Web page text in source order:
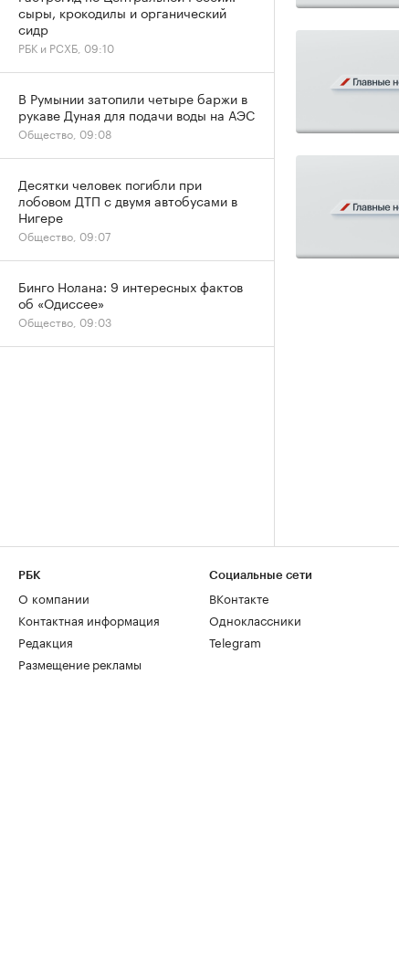
сыры, крокодилы и органический
сидр
РБК и РСХБ, 09:10
В Румынии затопили четыре баржи в
рукаве Дуная для подачи воды на АЭС
Общество, 09:08
Десятки человек погибли при
лобовом ДТП с двумя автобусами в
Нигере
Общество, 09:07
Бинго Нолана: 9 интересных фактов
об «Одиссее»
Общество, 09:03
РБК
О компании
Контактная информация
Редакция
Размещение рекламы
Социальные сети
ВКонтакте
Одноклассники
Telegram